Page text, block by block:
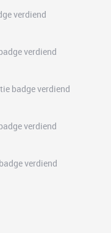
verdiend
verdiend
badge verdiend
verdiend
verdiend